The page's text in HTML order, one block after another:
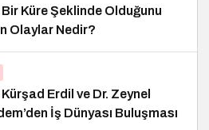
Bir Küre Şeklinde Olduğunu
Olaylar Nedir?
Kürşad Erdil ve Dr. Zeynel
İş Dünyası Buluşması